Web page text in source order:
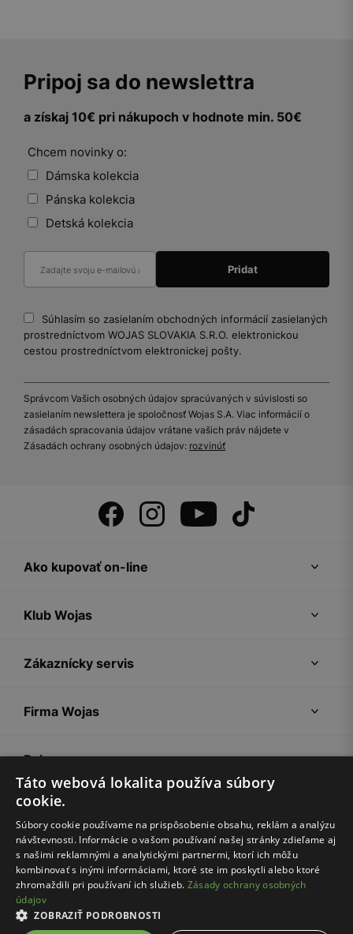
Pripoj sa do newslettra
a získaj 10€ pri nákupoch v hodnote min. 50€
Chcem novinky o:
Dámska kolekcia
Pánska kolekcia
Detská kolekcia
Súhlasím so zasielaním obchodných informácií zasielaných
prostredníctvom WOJAS SLOVAKIA S.R.O. elektronickou
cestou prostredníctvom elektronickej pošty.
Správcom Vašich osobných údajov spracúvaných v súvislosti so
zasielaním newslettera je spoločnosť Wojas S.A. Viac informácií o
zásadách spracovania údajov vrátane vašich práv nájdete v
Zásadách ochrany osobných údajov: rozvinúť
Ako kupovať on-line
Klub Wojas
Zákaznícky servis
Firma Wojas
Pokyny
Nákupný poriadok
Táto webová lokalita používa súbory
cookie.
Súbory cookie používame na prispôsobenie obsahu, reklám a analýzu
návštevnosti. Informácie o vašom používaní našej stránky zdieľame aj
s našimi reklamnými a analytickými partnermi, ktorí ich môžu
kombinovať s inými informáciami, ktoré ste im poskytli alebo ktoré
zhromaždili pri používaní ich služieb. Zásady ochrany osobných
údajov
ZOBRAZIŤ PODROBNOSTI